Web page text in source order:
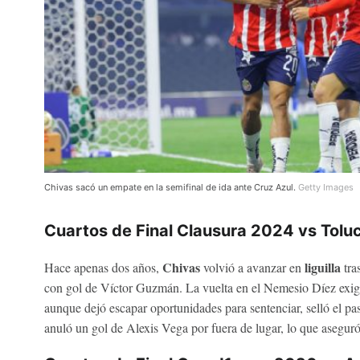
Chivas sacó un empate en la semifinal de ida ante Cruz Azul. Getty Images
Cuartos de Final Clausura 2024 vs
Hace apenas dos años, Chivasvolvió a avanzar enliguilla
con gol de Víctor Guzmán. La vuelta en el Nemesio Díez
aunque dejó escapar oportunidades para sentenciar, selló el
anuló un gol de Alexis Vega por fuera de lugar, lo que